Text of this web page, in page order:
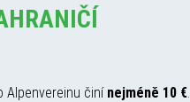
Alpenvereinu činí nejméně 10 €